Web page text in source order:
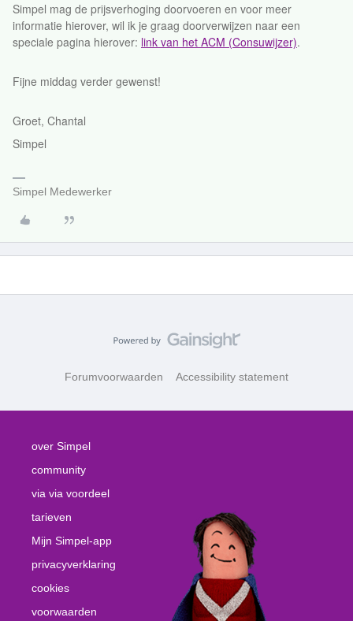
Simpel mag de prijsverhoging doorvoeren en voor meer
informatie hierover, wil ik je graag doorverwijzen naar een
speciale pagina hierover: link van het ACM (Consuwijzer).
Fijne middag verder gewenst!
Groet, Chantal
Simpel
Simpel Medewerker
Forumvoorwaarden Accessibility statement
over Simpel
community
via via voordeel
tarieven
Mijn Simpel-app
privacyverklaring
cookies
voorwaarden